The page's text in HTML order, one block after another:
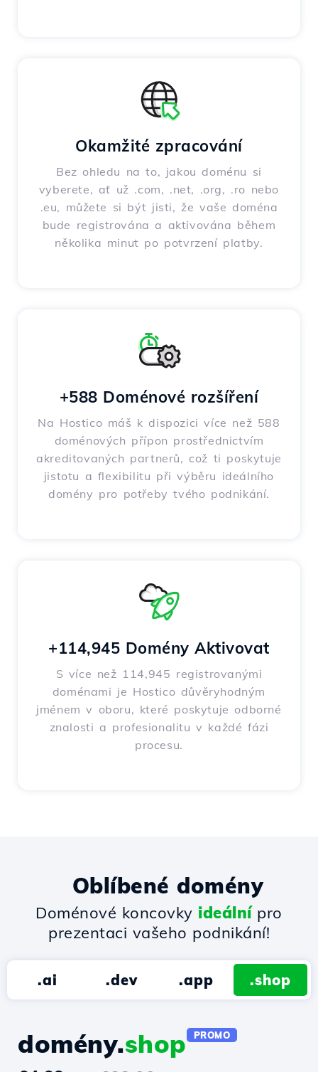
Okamžité zpracování
Bez ohledu na to, jakou doménu si
vyberete, ať už .com, .net, .org, .ro nebo
.eu, můžete si být jisti, že vaše doména
bude registrována a aktivována během
několika minut po potvrzení platby.
+588 Doménové rozšíření
Na Hostico máš k dispozici více než 588
doménových přípon prostřednictvím
akreditovaných partnerů, což ti poskytuje
jistotu a flexibilitu při výběru ideálního
domény pro potřeby tvého podnikání.
+114,945 Domény Aktivovat
S více než 114,945 registrovanými
doménami je Hostico důvěryhodným
jménem v oboru, které poskytuje odborné
znalosti a profesionalitu v každé fázi
procesu.
Oblíbené domény
Doménové koncovky ideálnípro
prezentaci vašeho podnikání!
.ai .dev .app .shop
domény.shop PROMO